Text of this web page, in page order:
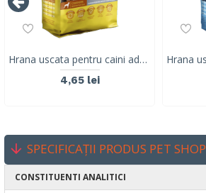
Hrana uscata pentru caini adulti, CHARLI, pui, 500G
4,65 lei
SPECIFICAȚII PRODUS PET SHOP
CONSTITUENTI ANALITICI